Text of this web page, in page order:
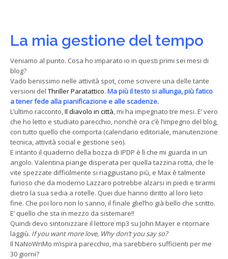
La mia gestione del tempo
Veniamo al punto. Cosa ho imparato io in questi primi sei mesi di
blog?
Vado benissimo nelle attività spot, come scrivere una delle tante
versioni del Thriller Paratattico. Ma più il testo si allunga, più fatico
a tener fede alla pianificazione e alle scadenze.
L’ultimo racconto,Il diavolo in città, mi ha impegnato tre mesi. E’ vero
che ho letto e studiato parecchio, nonchè ora c’è l’impegno del blog,
con tutto quello che comporta (calendario editoriale, manutenzione
tecnica, attività social e gestione seo).
E intanto il quaderno della bozza di IPDP è lì che mi guarda in un
angolo. Valentina piange disperata per quella tazzina rotta, che le
vite spezzate difficilmente si riaggiustano più, e Max è talmente
furioso che da moderno Lazzaro potrebbe alzarsi in piedi e tirarmi
dietro la sua sedia a rotelle. Quei due hanno diritto al loro lieto
fine. Che poi loro non lo sanno, il finale gliel’ho già bello che scritto.
E’ quello che sta in mezzo da sistemare!!
Quindi devo sintonizzare il lettore mp3 su John Mayer e ritornare
laggiù. If you want more love, Why don’t you say so?
Il NaNoWriMo m’ispira parecchio, ma sarebbero sufficienti per me
30 giorni?